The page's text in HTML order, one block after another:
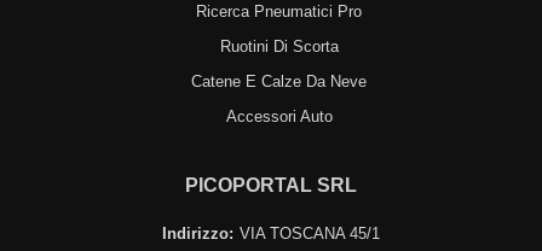
Ricerca Pneumatici Pro
Ruotini Di Scorta
Catene E Calze Da Neve
Accessori Auto
PICOPORTAL SRL
Indirizzo: VIA TOSCANA 45/1